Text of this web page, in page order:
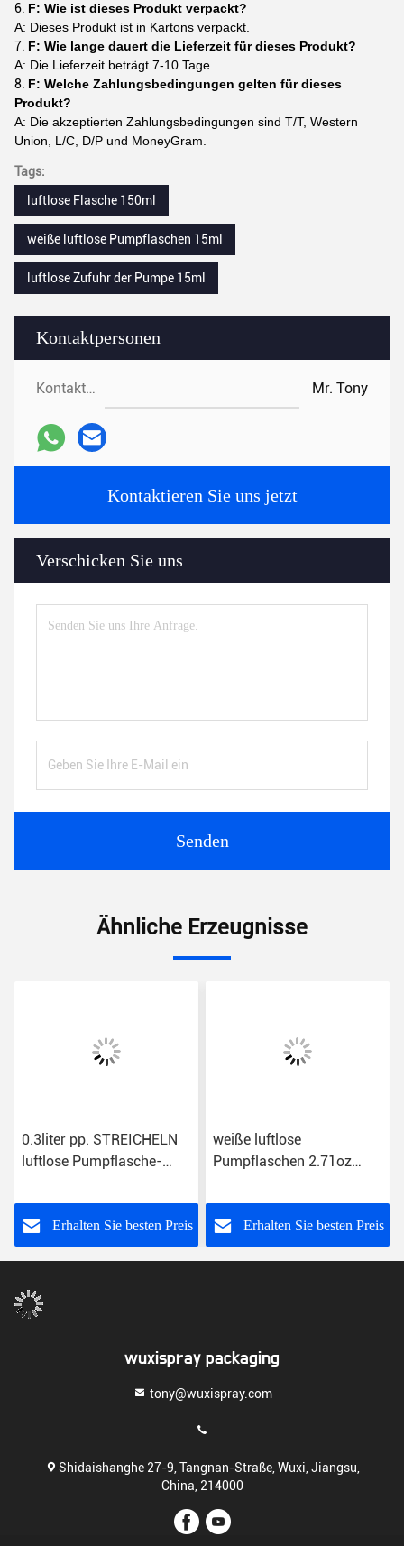
Kontaktpersonen
Kontaktpersonen: Mr. Tony
Kontaktieren Sie uns jetzt
Verschicken Sie uns
Senden
F: Wie ist dieses Produkt verpackt?
A: Dieses Produkt ist in Kartons verpackt.
F: Wie lange dauert die Lieferzeit für dieses Produkt?
A: Die Lieferzeit beträgt 7-10 Tage.
F: Welche Zahlungsbedingungen gelten für dieses
Produkt?
A: Die akzeptierten Zahlungsbedingungen sind T/T, Western
Union, L/C, D/P und MoneyGram.
Tags:
luftlose Flasche 150ml
weiße luftlose Pumpflaschen 15ml
luftlose Zufuhr der Pumpe 15ml
Ähnliche Erzeugnisse
0.3liter pp. STREICHELN
luftlose Pumpflasche-
Sahnepumpflasche-
Plastikzufuhr-doppeltes
Rohr 0.2ml T
Erhalten Sie besten Preis
weiße luftlose
Pumpflaschen 2.71oz
sahnt luftlose Zufuhr 150
ml 120mlErhalten Sie besten Preis
wuxispray packaging
tony@wuxispray.com
Shidaishanghe 27-9, Tangnan-Straße, Wuxi, Jiangsu,
China, 214000